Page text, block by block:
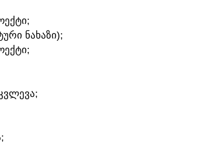
ᲜᲐᲮᲐᲖᲘ);